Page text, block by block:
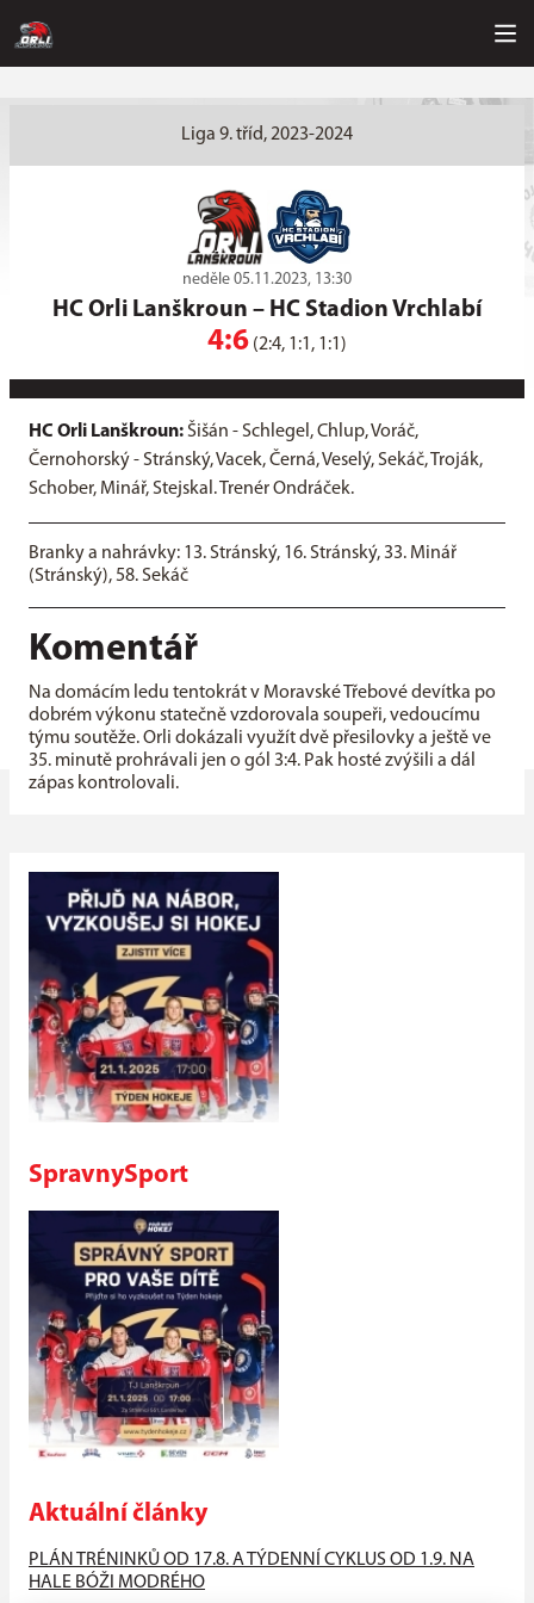
Liga 9. tříd, 2023-2024
neděle 05.11.2023, 13:30
HC Orli Lanškroun – HC Stadion Vrchlabí
4:6 (2:4, 1:1, 1:1)
HC Orli Lanškroun: Šišán - Schlegel, Chlup, Voráč,
Černohorský - Stránský, Vacek, Černá, Veselý, Sekáč, Troják,
Schober, Minář, Stejskal. Trenér Ondráček.
Branky a nahrávky: 13. Stránský, 16. Stránský, 33. Minář
(Stránský), 58. Sekáč
Komentář
Na domácím ledu tentokrát v Moravské Třebové devítka po
dobrém výkonu statečně vzdorovala soupeři, vedoucímu
týmu soutěže. Orli dokázali využít dvě přesilovky a ještě ve
35. minutě prohrávali jen o gól 3:4. Pak hosté zvýšili a dál
zápas kontrolovali.
SpravnySport
Aktuální články
PLÁN TRÉNINKŮ OD 17.8. A TÝDENNÍ CYKLUS OD 1.9. NA
HALE BÓŽI MODRÉHO